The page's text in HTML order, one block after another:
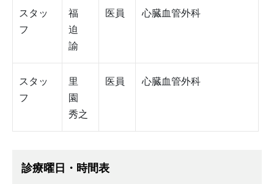
スタッ
フ
福
迫
諭
医員 心臓血管外科
スタッ
フ
里
園
秀之
医員 心臓血管外科
診療曜日・時間表